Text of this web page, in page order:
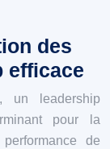
des
efficace
un leadership
pour la
de